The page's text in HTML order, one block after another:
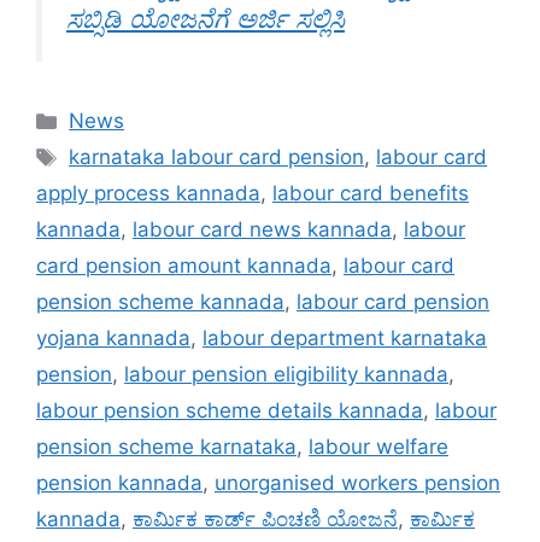
ಸಬ್ಸಿಡಿ ಯೋಜನೆಗೆ ಅರ್ಜಿ ಸಲ್ಲಿಸಿ
Categories
News
Tags
karnataka labour card pension, labour card
apply process kannada, labour card benefits
kannada, labour card news kannada, labour
card pension amount kannada, labour card
pension scheme kannada, labour card pension
yojana kannada, labour department karnataka
pension, labour pension eligibility kannada,
labour pension scheme details kannada, labour
pension scheme karnataka, labour welfare
pension kannada, unorganised workers pension
kannada, ಕಾರ್ಮಿಕ ಕಾರ್ಡ್ ಪಿಂಚಣಿ ಯೋಜನೆ, ಕಾರ್ಮಿಕ